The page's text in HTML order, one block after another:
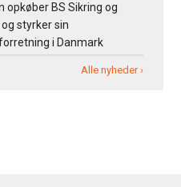
opkøber BS Sikring og
og styrker sin
i Danmark
Alle nyheder ›